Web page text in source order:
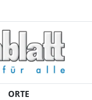
ORTE